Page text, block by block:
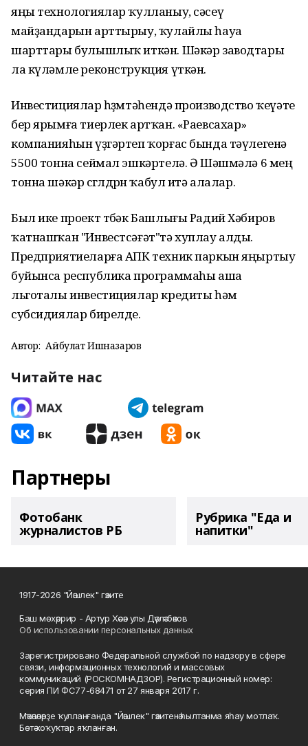
яңы технологиялар ҡулланыу, сәсеү
майҙандарын арттырыу, ҡулайлы һауа
шарттары булышлыҡ иткән. Шәкәр заводтары
ла күләмле реконструкция үткән.
Инвестициялар һөҙөмтәһендә производство ҡеүәте
бер ярымға тиерлек артҡан. «Раевсахар»
компанияһын үҙгәртеп ҡорғас бында тәүлегенә
5500 тонна сеймал эшкәртелә. Ә Шәшмәлә 6 мең
тонна шәкәр сөгөлдөрөн ҡабул итә алалар.
Был ике проект төбәк Башлығы Радий Хәбиров
ҡатнашҡан "Инвестсәғәт"тә хуплау алды.
Предприятиеларға АПК техник паркын яңыртыу
буйынса республика программаһы аша
льготалы инвестициялар кредиты һәм
субсидиялар бирелде.
Автор: Айбулат Ишназаров
Читайте нас
Партнеры
Фотобанк
журналистов РБ
Рубрика "Еда и
напитки"
1917-2026 "Йәшлек" гәзите
Баш мөхәррир - Артур Хәсән улы Дәүләтбәков
Об использовании персональных данных
Зарегистрировано Федеральной службой по надзору в сфере
связи, информационных технологий и массовых
коммуникаций (РОСКОМНАДЗОР). Регистрационный номер:
серия ПИ ФС77-68471 от 27 января 2017 г.
Мәҡәләләрҙе ҡулланғанда "Йәшлек" гәзитенә һылтанма яһау мотлаҡ.
Бөтә хоҡуҡтар яҡланған.